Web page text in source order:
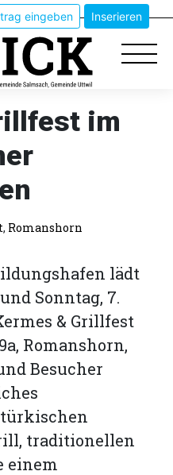
eingeben Inserieren
im
, Romanshorn
lädt
Sonntag, 7.
& Grillfest
Romanshorn,
Besucher
traditionellen
einem